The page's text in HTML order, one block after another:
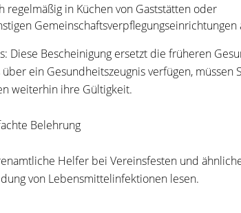
regelmäßig in Küchen von Gaststätten oder
Gemeinschaftsverpflegungseinrichtungen
Diese Bescheinigung ersetzt die früheren
ein Gesundheitszeugnis verfügen,
weiterhin ihre Gültigkeit.
Belehrung
Helfer bei Vereinsfesten und
von Lebensmittelinfektionen lesen.